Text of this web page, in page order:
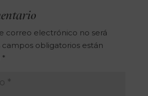
correo electrónico no será
campos obligatorios están
*